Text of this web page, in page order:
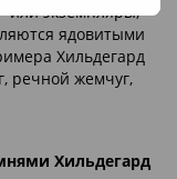
или экземпляры,
ядовитыми
Хильдегард
речной жемчуг,
Хильдегард